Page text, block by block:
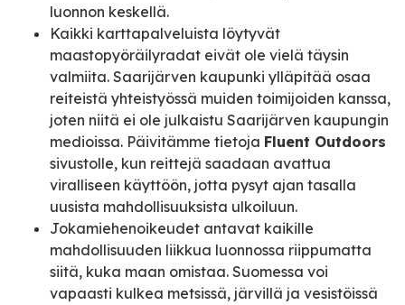
luonnon keskellä.
Kaikki karttapalveluista löytyvät
maastopyöräilyradat eivät ole vielä täysin
valmiita. Saarijärven kaupunki ylläpitää osaa
reiteistä yhteistyössä muiden toimijoiden kanssa,
joten niitä ei ole julkaistu Saarijärven kaupungin
medioissa. Päivitämme tietoja Fluent Outdoors
sivustolle, kun reittejä saadaan avattua
viralliseen käyttöön, jotta pysyt ajan tasalla
uusista mahdollisuuksista ulkoiluun.
Jokamiehenoikeudet antavat kaikille
mahdollisuuden liikkua luonnossa riippumatta
siitä, kuka maan omistaa. Suomessa voi
vapaasti kulkea metsissä, järvillä ja vesistöissä